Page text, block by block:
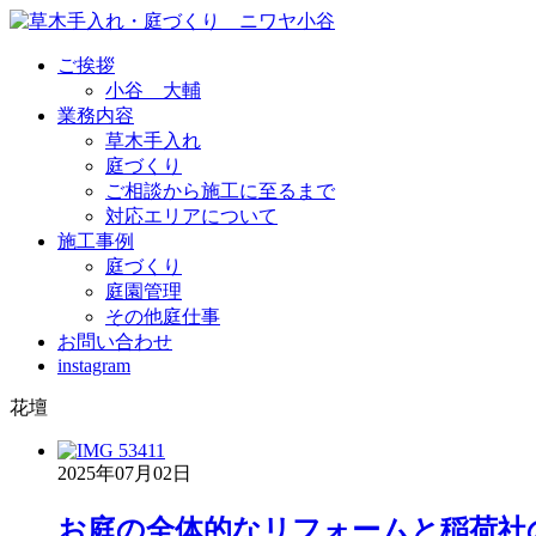
ご挨拶
小谷 大輔
業務内容
草木手入れ
庭づくり
ご相談から施工に至るまで
対応エリアについて
施工事例
庭づくり
庭園管理
その他庭仕事
お問い合わせ
instagram
花壇
2025年07月02日